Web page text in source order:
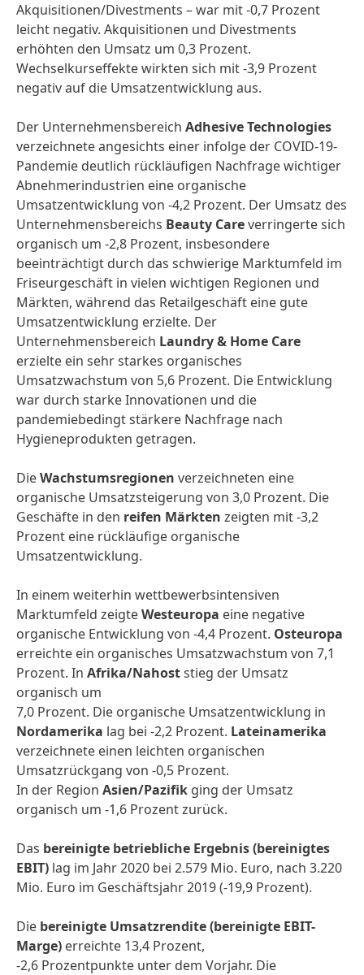
Akquisitionen/Divestments – war mit -0,7 Prozent
leicht negativ. Akquisitionen und Divestments
erhöhten den Umsatz um 0,3 Prozent.
Wechselkurseffekte wirkten sich mit -3,9 Prozent
negativ auf die Umsatzentwicklung aus.
Der Unternehmensbereich Adhesive Technologies
verzeichnete angesichts einer infolge der COVID-19-
Pandemie deutlich rückläufigen Nachfrage wichtiger
Abnehmerindustrien eine organische
Umsatzentwicklung von -4,2 Prozent. Der Umsatz des
Unternehmensbereichs Beauty Careverringerte sich
organisch um -2,8 Prozent, insbesondere
beeinträchtigt durch das schwierige Marktumfeld im
Friseurgeschäft in vielen wichtigen Regionen und
Märkten, während das Retailgeschäft eine gute
Umsatzentwicklung erzielte. Der
Unternehmensbereich Laundry & Home Care
erzielte ein sehr starkes organisches
Umsatzwachstum von 5,6 Prozent. Die Entwicklung
war durch starke Innovationen und die
pandemiebedingt stärkere Nachfrage nach
Hygieneprodukten getragen.
DieWachstumsregionen verzeichneten eine
organische Umsatzsteigerung von 3,0 Prozent. Die
Geschäfte in den reifen Märkten zeigten mit -3,2
Prozent eine rückläufige organische
Umsatzentwicklung.
In einem weiterhin wettbewerbsintensiven
Marktumfeld zeigteWesteuropa eine negative
organische Entwicklung von -4,4 Prozent. Osteuropa
erreichte ein organisches Umsatzwachstum von 7,1
Prozent. In Afrika/Nahoststieg der Umsatz
organisch um
7,0 Prozent. Die organische Umsatzentwicklung in
Nordamerika lag bei -2,2 Prozent. Lateinamerika
verzeichnete einen leichten organischen
Umsatzrückgang von -0,5 Prozent.
In der Region Asien/Pazifik ging der Umsatz
organisch um -1,6 Prozent zurück.
Das bereinigte betriebliche Ergebnis(bereinigtes
EBIT) lag im Jahr 2020 bei 2.579 Mio. Euro, nach 3.220
Mio. Euro im Geschäftsjahr 2019 (-19,9 Prozent).
Die bereinigte Umsatzrendite(bereinigte EBIT-
Marge) erreichte 13,4 Prozent,
-2,6 Prozentpunkte unter dem Vorjahr. Die